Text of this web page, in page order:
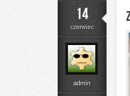
14
czerwiec
admin